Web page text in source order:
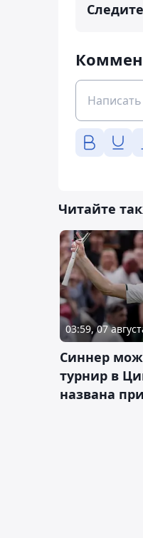
Читайте
03:59, 07
Синнер
турнир в
названа